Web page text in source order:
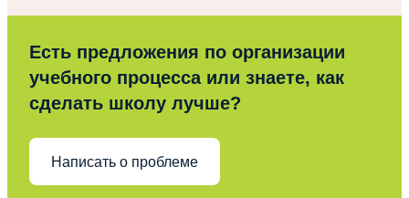
Есть предложения по организации
учебного процесса или знаете, как
сделать школу лучше?
Написать о проблеме